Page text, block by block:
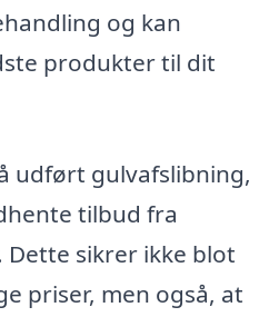
og kan
produkter til dit
udført gulvafslibning,
tilbud fra
sikrer ikke blot
priser, men også, at